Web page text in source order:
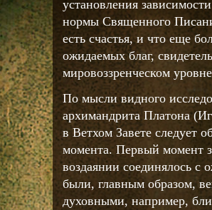
установления
нормы Священного
есть счастья, и что еще
ожидаемых благ,
мировоззренческом
По мысли видного
архимандрита Платона
в Ветхом Завете следует
момента. Первый момент
воздаянии соединялось с
были, главным образом,
духовными, например,